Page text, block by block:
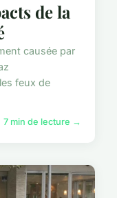
de la
causée par
feux de
7 min de lecture →